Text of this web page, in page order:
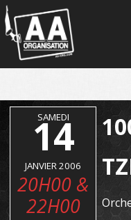
Panneau de gestion des
SAMEDI
14
JANVIER 2006
20H00 &
22H00